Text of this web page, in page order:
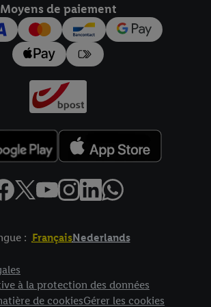
Moyens de paiement
: FrançaisNederlands
à la protection des données
de cookiesGérer les cookies
notredéclaration relative à la protection des
les impressions ici.